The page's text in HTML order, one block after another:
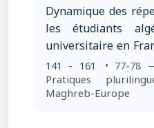
Dynamique des
les étudiants
universitaire en
141 - 161 • 77-78
Pratiques
Maghreb-Europe